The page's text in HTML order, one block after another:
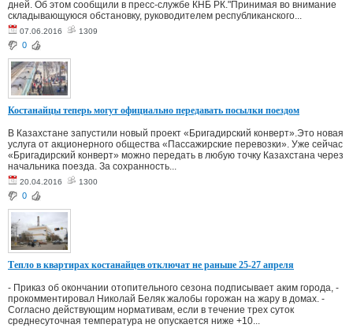
дней. Об этом сообщили в пресс-службе КНБ РК."Принимая во внимание
складывающуюся обстановку, руководителем республиканского...
07.06.2016 1309
0
Костанайцы теперь могут официально передавать посылки поездом
В Казахстане запустили новый проект «Бригадирский конверт».Это новая
услуга от акционерного общества «Пассажирские перевозки». Уже сейчас
«Бригадирский конверт» можно передать в любую точку Казахстана через
начальника поезда. За сохранность...
20.04.2016 1300
0
Тепло в квартирах костанайцев отключат не раньше 25-27 апреля
- Приказ об окончании отопительного сезона подписывает аким города, -
прокомментировал Николай Беляк жалобы горожан на жару в домах. -
Согласно действующим нормативам, если в течение трех суток
среднесуточная температура не опускается ниже +10...